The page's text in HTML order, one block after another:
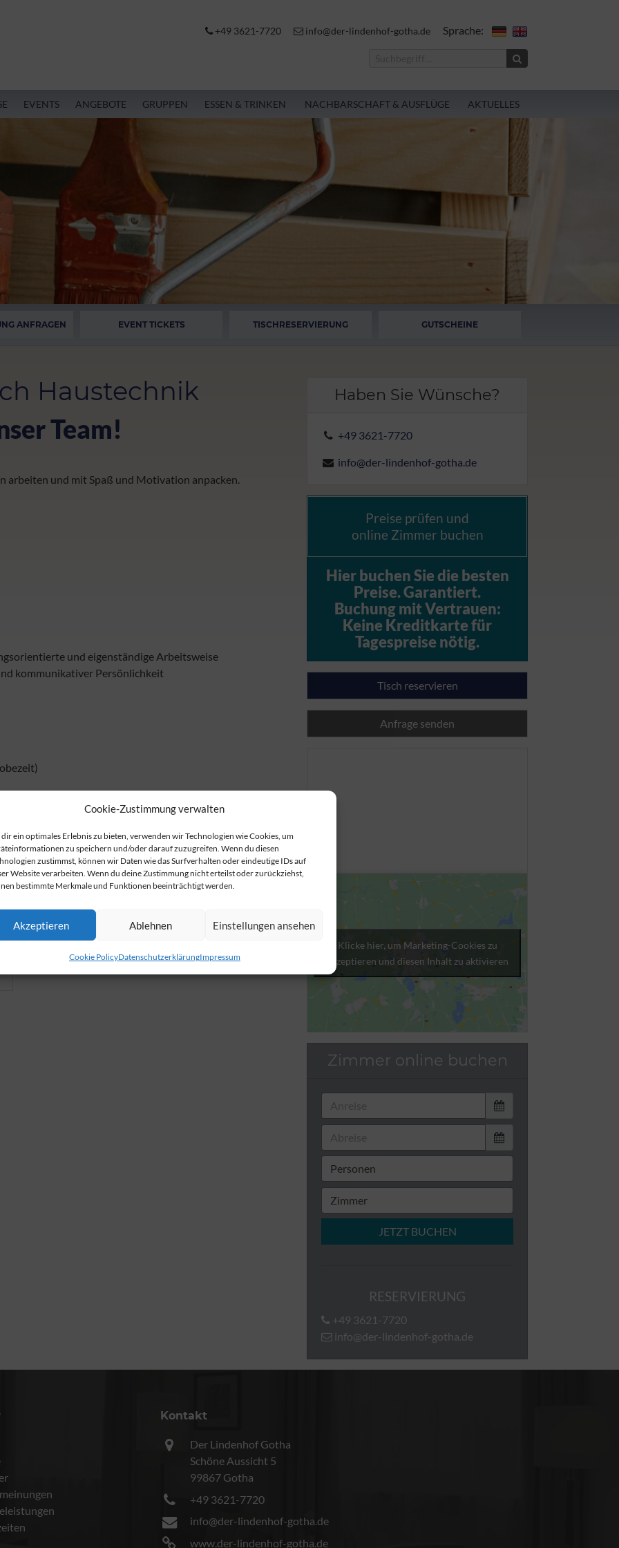
Cookie-Zustimmung verwalten
dir ein optimales Erlebnis zu bieten, verwenden wir Technologien wie Cookies, um
zu speichern und/oder darauf zuzugreifen. Wenn du diesen
zustimmst, können wir Daten wie das Surfverhalten oder eindeutige IDs auf
Website verarbeiten. Wenn du deine Zustimmung nicht erteilst oder zurückziehst,
bestimmte Merkmale und Funktionen beeinträchtigt werden.
Akzeptieren Ablehnen Einstellungen ansehen
Cookie PolicyDatenschutzerklärungImpressum
+49 3621-7720 info@der-lindenhof-gotha.de Sprache:
EVENTS ANGEBOTE GRUPPEN ESSEN & TRINKEN NACHBARSCHAFT & AUSFLÜGE AKTUELLES
ANFRAGEN EVENT TICKETS TISCHRESERVIERUNG GUTSCHEINE
Haustechnik
Team!
arbeiten und mit Spaß und Motivation anpacken.
und eigenständige Arbeitsweise
kommunikativer Persönlichkeit
aber auch von allen Kollegen einfordern
uns über Ihre Bewerbung – gern direkt per E-Mail.
Gotha. Telefon 03621 772 0
Haben Sie Wünsche?
+49 3621-7720
info@der-lindenhof-gotha.de
Preise prüfen und
online Zimmer buchen
Hier buchen Sie die besten
Preise.Garantiert.
Buchung mit Vertrauen:
Keine Kreditkarte für
Tagespreise nötig.
Tisch reservieren
Anfrage senden
Klicke hier, um Marketing-Cookies zu
akzeptieren und diesen Inhalt zu aktivieren
Zimmer online buchen
JETZT BUCHEN
RESERVIERUNG
+49 3621-7720
info@der-lindenhof-gotha.de
Kontakt
Der Lindenhof Gotha
Schöne Aussicht 5
99867 Gotha
+49 3621-7720
info@der-lindenhof-gotha.de
www.der-lindenhof-gotha.de